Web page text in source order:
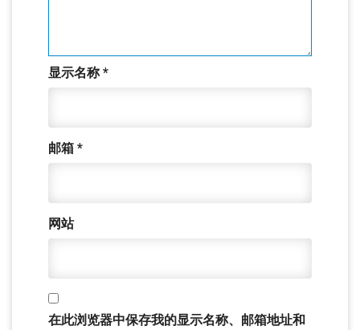
显示名称*
邮箱 *
网站
在此浏览器中保存我的显示名称、邮箱地址和